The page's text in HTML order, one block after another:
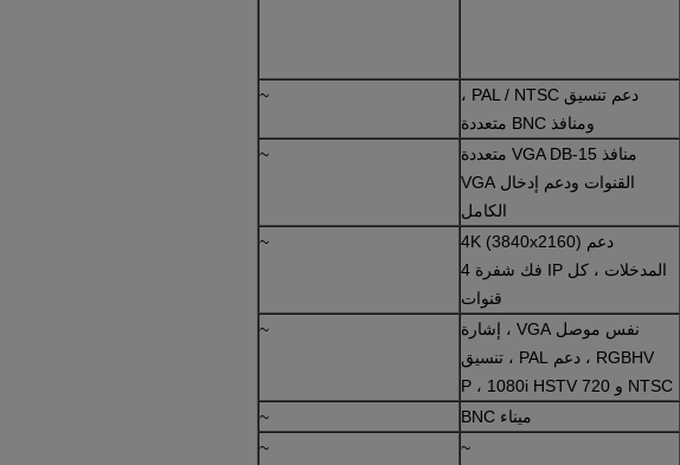
دعم تنسيق PAL / NTSC ،
ومنافذ BNC متعددة
~
منافذ VGA DB-15 متعددة
القنوات ودعم إدخال VGA
الكامل
~
دعم 4K (3840x2160)
المدخلات ، كل IP فك شفرة 4
قنوات
~
نفس موصل VGA ، إشارة
RGBHV ، دعم PAL ، تنسيق
NTSC و 720 P ، 1080i HSTV
~
ميناء BNC
~
~
~